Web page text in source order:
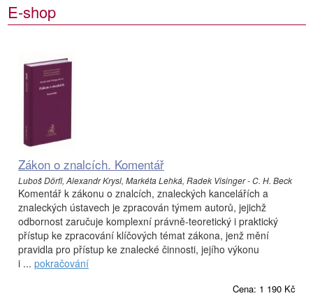
E-shop
Zákon o znalcích. Komentář
Luboš Dörfl, Alexandr Krysl, Markéta Lehká, Radek Visinger - C. H. Beck
Komentář k zákonu o znalcích, znaleckých kancelářích a
znaleckých ústavech je zpracován týmem autorů, jejichž
odbornost zaručuje komplexní právně-teoretický i praktický
přístup ke zpracování klíčových témat zákona, jenž mění
pravidla pro přístup ke znalecké činnosti, jejího výkonu
i ... pokračování
Cena: 1 190 Kč